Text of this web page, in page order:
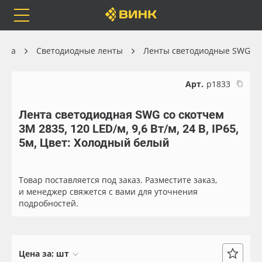
Каталог
Orafol
Бренды
Доставка
Весь каталог
Рулонные материалы
Самоклеящиеся плёнки
Листовые материалы
Светодиодные ленты Ленты светодиодные SWG
Арт. р1833
Лента светодиодная SWG со скотчем
3М 2835, 120 LED/м, 9,6 Вт/м, 24 В, IP65,
5м, Цвет: Холодный белый
Товар поставляется под заказ. Разместите заказ,
и менеджер свяжется с вами для уточнения
подробностей.
Цена за: шт